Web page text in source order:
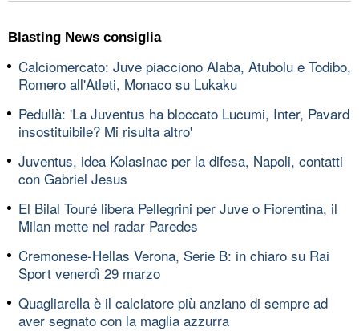
Blasting News consiglia
Calciomercato: Juve piacciono Alaba, Atubolu e Todibo,
Romero all'Atleti, Monaco su Lukaku
Pedullà: 'La Juventus ha bloccato Lucumi, Inter, Pavard
insostituibile? Mi risulta altro'
Juventus, idea Kolasinac per la difesa, Napoli, contatti
con Gabriel Jesus
El Bilal Touré libera Pellegrini per Juve o Fiorentina, il
Milan mette nel radar Paredes
Cremonese-Hellas Verona, Serie B: in chiaro su Rai
Sport venerdì 29 marzo
Quagliarella è il calciatore più anziano di sempre ad
aver segnato con la maglia azzurra